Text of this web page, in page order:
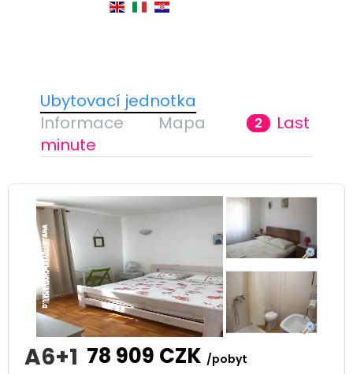
Ubytovací jednotka
Informace
Mapa 2
Last
minute
A6+1 78 909 CZK /pobyt